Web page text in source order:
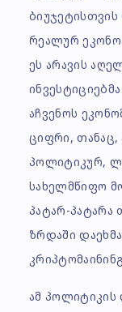
რეალურ
ეს არავის
აჩვენოს
ციფრი,
პოლიტიკურ,
სახელმწიფო
პატარ-პატარა
ზრდაში
ამ პოლიტიკის